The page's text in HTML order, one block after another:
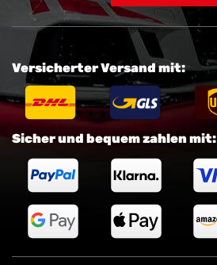
Sicher und bequem zahlen mit:
Versicherter Versand mit: